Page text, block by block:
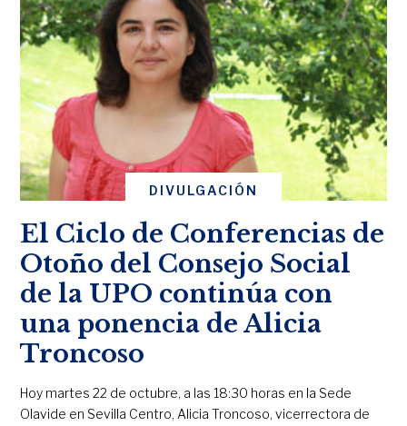
DIVULGACIÓN
El Ciclo de Conferencias de
Otoño del Consejo Social
de la UPO continúa con
una ponencia de Alicia
Troncoso
Hoy martes 22 de octubre, a las 18:30 horas en la Sede
Olavide en Sevilla Centro, Alicia Troncoso, vicerrectora de